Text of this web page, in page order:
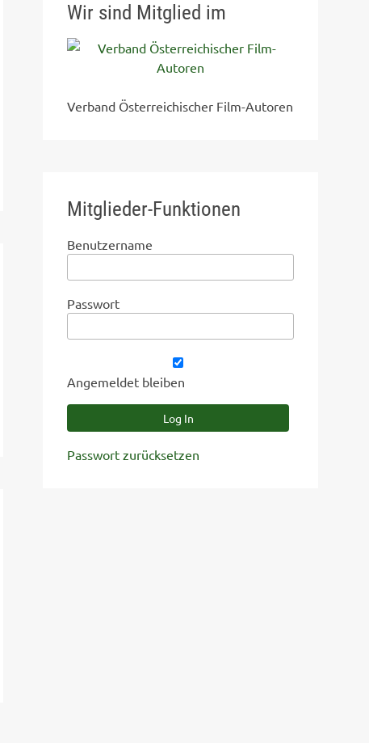
Wir sind Mitglied im
Verband Österreichischer Film-Autoren
Mitglieder-Funktionen
Benutzername
Passwort
Angemeldet bleiben
Passwort zurücksetzen